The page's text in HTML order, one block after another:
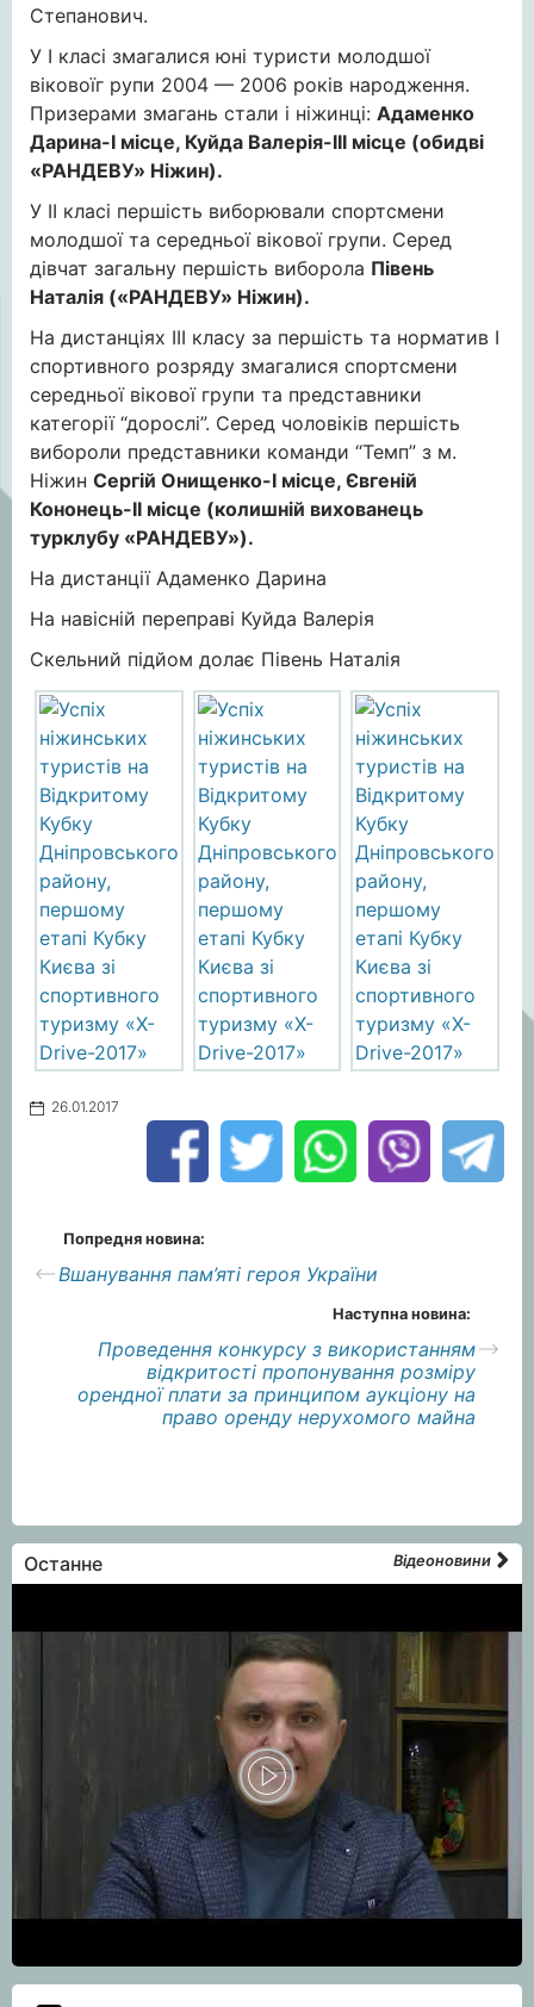
Степанович.
У І класі змагалися юні туристи молодшої
віковоїг рупи 2004 — 2006 років народження.
Призерами змагань стали і ніжинці: Адаменко
Дарина-І місце, Куйда Валерія-ІІІ місце (обидві
«РАНДЕВУ» Ніжин).
У ІІ класі першість виборювали спортсмени
молодшої та середньої вікової групи. Серед
дівчат загальну першість виборола Півень
Наталія («РАНДЕВУ» Ніжин).
На дистанціях ІІІ класу за першість та норматив І
спортивного розряду змагалися спортсмени
середньої вікової групи та представники
категорії “дорослі”. Серед чоловіків першість
вибороли представники команди “Темп” з м.
Ніжин Сергій Онищенко-І місце, Євгеній
Кононець-ІІ місце (колишній вихованець
турклубу «РАНДЕВУ»).
На дистанції Адаменко Дарина
На навісній переправі Куйда Валерія
Скельний підйом долає Півень Наталія
26.01.2017
Попредня новина:
Вшанування пам’яті героя України
Наступна новина:
Проведення конкурсу з використанням
відкритості пропонування розміру
орендної плати за принципом аукціону на
право оренду нерухомого майна
Останне Відеоновини